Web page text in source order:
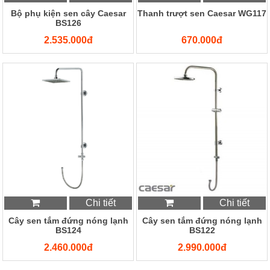
Bộ phụ kiện sen cây Caesar
BS126
2.535.000đ
Thanh trượt sen Caesar WG117
670.000đ
Chi tiết
Cây sen tắm đứng nóng lạnh
BS124
2.460.000đ
Chi tiết
Cây sen tắm đứng nóng lạnh
BS122
2.990.000đ